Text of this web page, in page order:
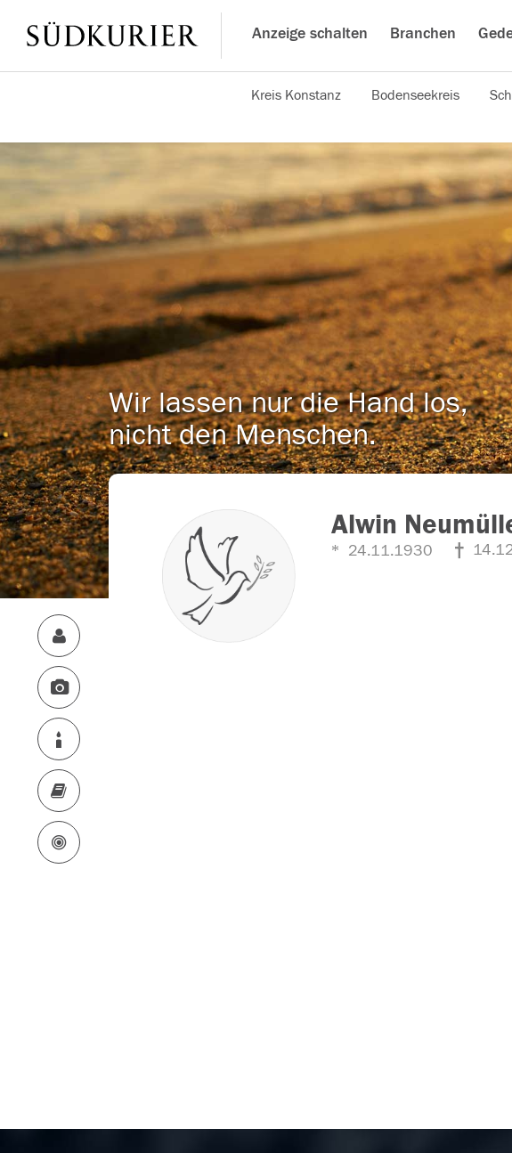
Anzeige schalten Branchen
Kreis Konstanz Bodenseekreis
Wir lassen nur die Hand los,
nicht den Menschen.
Alwin
24.11.1930